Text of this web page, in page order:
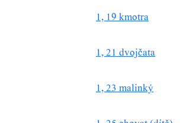
1, 19 kmotra
1, 21 dvojčata
1, 23 malinký